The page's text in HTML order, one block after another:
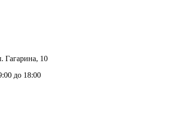
Гагарина, 10
до 18:00